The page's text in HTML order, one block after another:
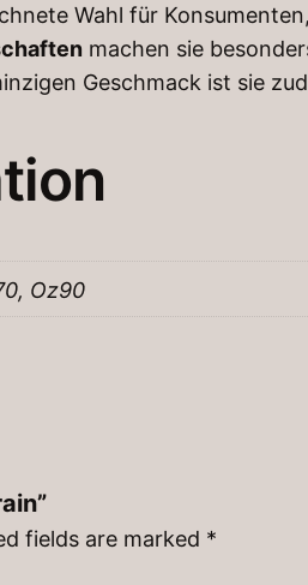
Wahl für
machen sie
Geschmack ist sie
Oz90
fields are marked *